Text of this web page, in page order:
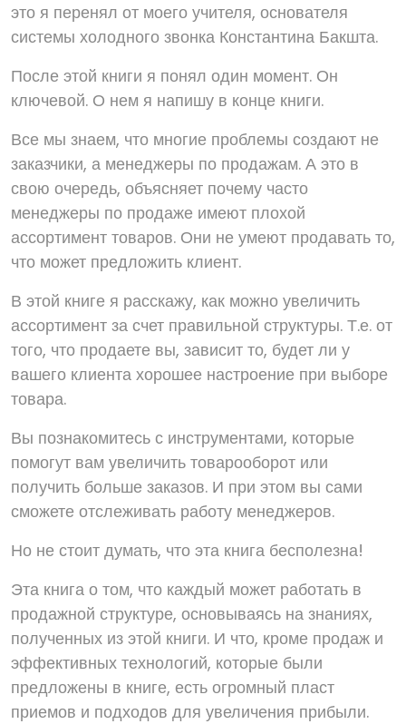
это я перенял от моего учителя, основателя
системы холодного звонка Константина Бакшта.
После этой книги я понял один момент. Он
ключевой. О нем я напишу в конце книги.
Все мы знаем, что многие проблемы создают не
заказчики, а менеджеры по продажам. А это в
свою очередь, объясняет почему часто
менеджеры по продаже имеют плохой
ассортимент товаров. Они не умеют продавать то,
что может предложить клиент.
В этой книге я расскажу, как можно увеличить
ассортимент за счет правильной структуры. Т.е. от
того, что продаете вы, зависит то, будет ли у
вашего клиента хорошее настроение при выборе
товара.
Вы познакомитесь с инструментами, которые
помогут вам увеличить товарооборот или
получить больше заказов. И при этом вы сами
сможете отслеживать работу менеджеров.
Но не стоит думать, что эта книга бесполезна!
Эта книга о том, что каждый может работать в
продажной структуре, основываясь на знаниях,
полученных из этой книги. И что, кроме продаж и
эффективных технологий, которые были
предложены в книге, есть огромный пласт
приемов и подходов для увеличения прибыли.